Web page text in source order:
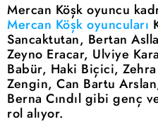
Mercan Köşk oyuncu
Mercan Köşk oyuncuları
Sancaktutan, Bertan
Zeyno Eracar, Ulviye
Babür, Haki Biçici,
Zengin, Can Bartu
Berna Cındıl gibi genç
rol alıyor.